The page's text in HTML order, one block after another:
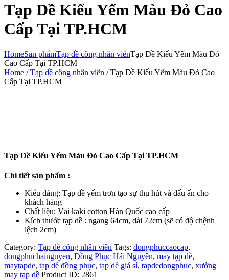
Tạp Dề Kiểu Yếm Màu Đỏ Cao
Cấp Tại TP.HCM
HomeSản phẩmTạp dề công nhân viênTạp Dề Kiểu Yếm Màu Đỏ
Cao Cấp Tại TP.HCM
Home /Tạp dề công nhân viên / Tạp Dề Kiểu Yếm Màu Đỏ Cao
Cấp Tại TP.HCM
Tạp Dề Kiểu Yếm Màu Đỏ Cao Cấp Tại TP.HCM
Chi tiết sản phẩm :
Kiểu dáng: Tạp dề yếm trơn tạo sự thu hút và dấu ấn cho
khách hàng
Chất liệu: Vải kaki cotton Hàn Quốc cao cấp
Kích thước tạp dề : ngang 64cm, dài 72cm (sẽ có độ chệnh
lệch 2cm)
Category: Tạp dề công nhân viên Tags: dongphuccaocap,
dongphuchainguyen, Đồng Phục Hải Nguyên, may tạp dề,
maytapde, tạp dề đồng phục, tạp dề giá sỉ, tapdedongphuc, xưởng
may tạp dề Product ID: 2861